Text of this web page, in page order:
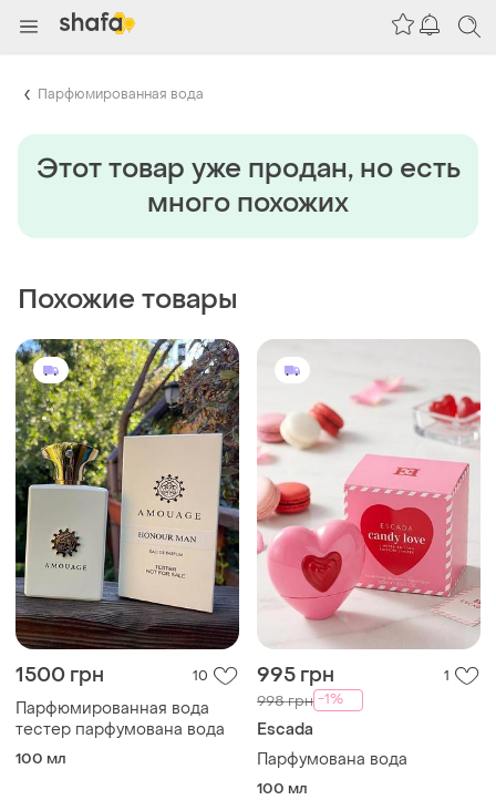
Парфюмированная вода
Этот товар уже продан, но есть
много похожих
Похожие товары
1500 грн 10
Парфюмированная вода
тестер парфумована вода
100 мл
995 грн 1
998 грн -1%
Escada
Парфумована вода
100 мл